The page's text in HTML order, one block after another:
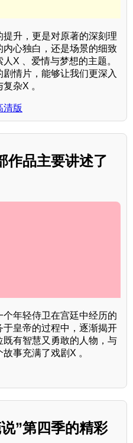
升，更是对原著的深刻理
心独白，还是场景的细致
X 、爱情与梦想的主题。
情片，能够让我们更深入
杂X 。
清版
作品主要讲述了
个年轻侍卫在宫廷中经历的
皇帝的过程中，逐渐揭开
有智慧又勇敢的人物，与
事充满了戏剧X 。
”第四季的精彩